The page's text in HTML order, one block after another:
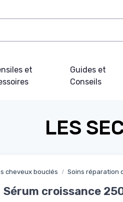
et
Guides et
Conseils
LES
cheveux bouclés Soins réparation
Sérum croissance